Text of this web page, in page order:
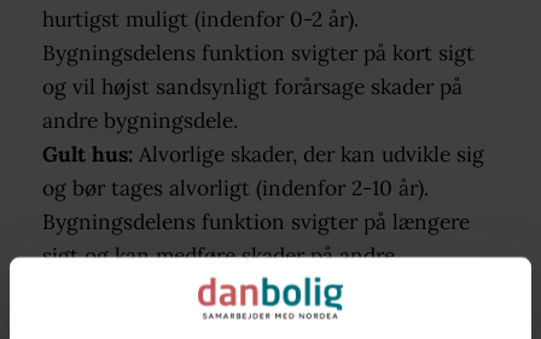
hurtigst muligt (indenfor 0-2 år).
Bygningsdelens funktion svigter på kort sigt
og vil højst sandsynligt forårsage skader på
andre bygningsdele.
Gult hus: Alvorlige skader, der kan udvikle sig
og bør tages alvorligt (indenfor 2-10 år).
Bygningsdelens funktion svigter på længere
sigt og kan medføre skader på andre
Mindre alvorlige skader, der kan